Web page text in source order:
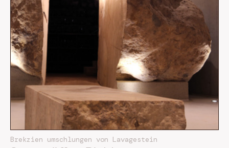
Brekzien umschlungen von Lavagestein